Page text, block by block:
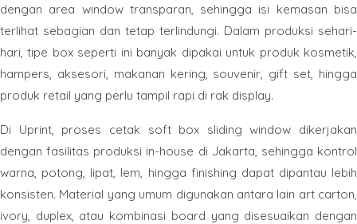
dengan area window transparan, sehingga isi kemasan bisa
terlihat sebagian dan tetap terlindungi. Dalam produksi sehari-
hari, tipe box seperti ini banyak dipakai untuk produk kosmetik,
hampers, aksesori, makanan kering, souvenir, gift set, hingga
produk retail yang perlu tampil rapi di rak display.
Di Uprint, proses cetak soft box sliding window dikerjakan
dengan fasilitas produksi in-house di Jakarta, sehingga kontrol
warna, potong, lipat, lem, hingga finishing dapat dipantau lebih
konsisten. Material yang umum digunakan antara lain art carton,
ivory, duplex, atau kombinasi board yang disesuaikan dengan